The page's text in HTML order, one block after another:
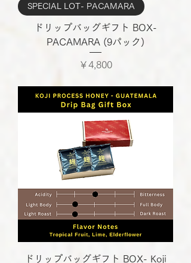
SPECIAL LOT- PACAMARA
ドリップバッグギフト BOX-
PACAMARA (9パック)
価格
￥4,800
ドリップバッグギフト BOX- Koji